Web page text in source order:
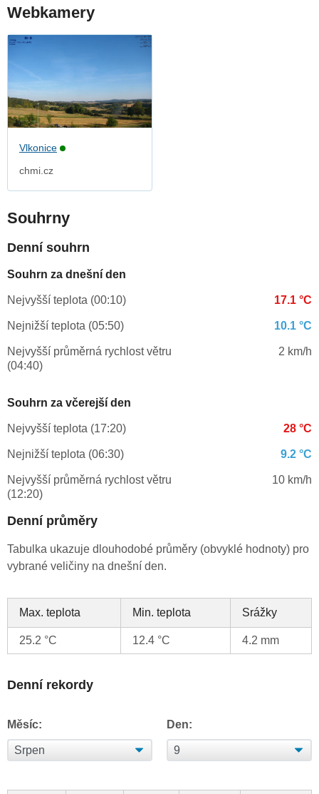
Webkamery
Vlkonice
chmi.cz
Souhrny
Denní souhrn
Souhrn za dnešní den
Nejvyšší teplota (00:10) 17.1 °C
Nejnižší teplota (05:50) 10.1 °C
Nejvyšší průměrná rychlost větru
(04:40)
2 km/h
Souhrn za včerejší den
Nejvyšší teplota (17:20) 28 °C
Nejnižší teplota (06:30) 9.2 °C
Nejvyšší průměrná rychlost větru
(12:20)
10 km/h
Denní průměry
Tabulka ukazuje dlouhodobé průměry (obvyklé hodnoty) pro
vybrané veličiny na dnešní den.
Max. teplota Min. teplota Srážky
25.2 °C 12.4 °C 4.2 mm
Denní rekordy
Měsíc: Den: